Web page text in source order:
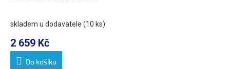
skladem u dodavatele (10 ks)
2 659 Kč
Do košíku